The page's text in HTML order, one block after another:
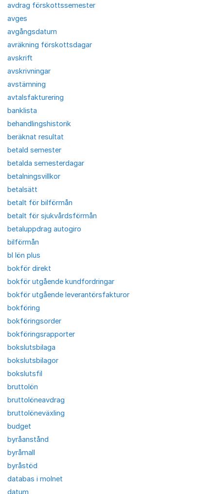
avdrag förskottssemester
avges
avgångsdatum
avräkning förskottsdagar
avskrift
avskrivningar
avstämning
avtalsfakturering
banklista
behandlingshistorik
beräknat resultat
betald semester
betalda semesterdagar
betalningsvillkor
betalsätt
betalt för bilförmån
betalt för sjukvårdsförmån
betaluppdrag autogiro
bilförmån
bl lön plus
bokför direkt
bokför utgående kundfordringar
bokför utgående leverantörsfakturor
bokföring
bokföringsorder
bokföringsrapporter
bokslutsbilaga
bokslutsbilagor
bokslutsfil
bruttolön
bruttolöneavdrag
bruttolöneväxling
budget
byråanstånd
byråmall
byråstöd
databas i molnet
datum